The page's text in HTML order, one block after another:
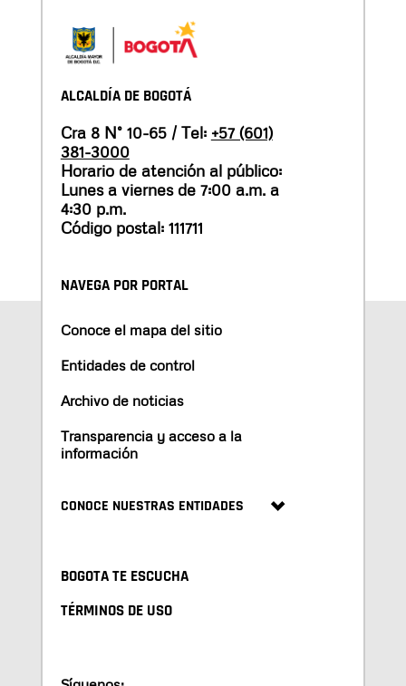
ALCALDÍA DE BOGOTÁ
Cra 8 N° 10-65 / Tel: +57 (601)
381-3000
Horario de atención al público:
Lunes a viernes de 7:00 a.m. a
4:30 p.m.
Código postal: 111711
NAVEGA POR PORTAL
Conoce el mapa del sitio
Entidades de control
Archivo de noticias
Transparencia y acceso a la
información
CONOCE NUESTRAS ENTIDADES
BOGOTA TE ESCUCHA
TÉRMINOS DE USO